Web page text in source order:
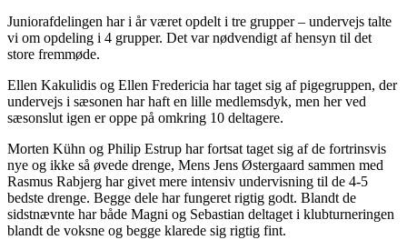
Juniorafdelingen har i år været opdelt i tre grupper – undervejs talte
vi om opdeling i 4 grupper. Det var nødvendigt af hensyn til det
store fremmøde.
Ellen Kakulidis og Ellen Fredericia har taget sig af pigegruppen, der
undervejs i sæsonen har haft en lille medlemsdyk, men her ved
sæsonslut igen er oppe på omkring 10 deltagere.
Morten Kühn og Philip Estrup har fortsat taget sig af de fortrinsvis
nye og ikke så øvede drenge, Mens Jens Østergaard sammen med
Rasmus Rabjerg har givet mere intensiv undervisning til de 4-5
bedste drenge. Begge dele har fungeret rigtig godt. Blandt de
sidstnævnte har både Magni og Sebastian deltaget i klubturneringen
blandt de voksne og begge klarede sig rigtig fint.